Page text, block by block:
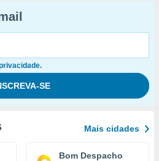
Mais cidades
Bom Despacho